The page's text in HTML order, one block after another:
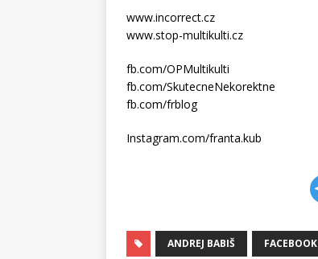
www.incorrect.cz
www.stop-multikulti.cz
fb.com/OPMultikulti
fb.com/SkutecneNekorektne
fb.com/frblog
Instagram.com/franta.kub
ANDREJ BABIŠ FACEBOOK